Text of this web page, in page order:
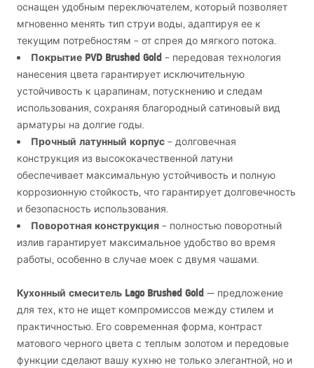
оснащен удобным переключателем, который позволяет
мгновенно менять тип струи воды, адаптируя ее к
текущим потребностям – от спрея до мягкого потока.
Покрытие PVD Brushed Gold – передовая технология
нанесения цвета гарантирует исключительную
устойчивость к царапинам, потускнению и следам
использования, сохраняя благородный сатиновый вид
арматуры на долгие годы.
Прочный латунный корпус – долговечная
конструкция из высококачественной латуни
обеспечивает максимальную устойчивость и полную
коррозионную стойкость, что гарантирует долговечность
и безопасность использования.
Поворотная конструкция – полностью поворотный
излив гарантирует максимальное удобство во время
работы, особенно в случае моек с двумя чашами.
Кухонный смеситель Lago Brushed Gold — предложение
для тех, кто не ищет компромиссов между стилем и
практичностью. Его современная форма, контраст
матового черного цвета с теплым золотом и передовые
функции сделают вашу кухню не только элегантной, но и